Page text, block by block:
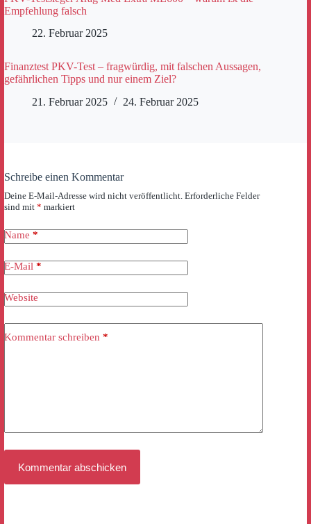
Empfehlung falsch
22. Februar 2025
Finanztest PKV-Test – fragwürdig, mit falschen Aussagen,
gefährlichen Tipps und nur einem Ziel?
21. Februar 2025
24. Februar 2025
Schreibe einen Kommentar
Deine E-Mail-Adresse wird nicht veröffentlicht. Erforderliche Felder
sind mit * markiert
Name *
E-Mail *
Website
Kommentar schreiben *
Kommentar abschicken